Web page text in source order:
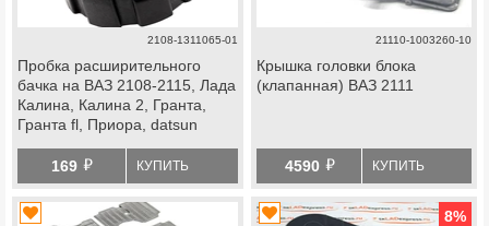
2108-1311065-01
Пробка расширительного
бачка на ВАЗ 2108-2115, Лада
Калина, Калина 2, Гранта,
Гранта fl, Приора, datsun
169 й КУПИТЬ
21110-1003260-10
Крышка головки блока
(клапанная) ВАЗ 2111
4590 й КУПИТЬ
8%